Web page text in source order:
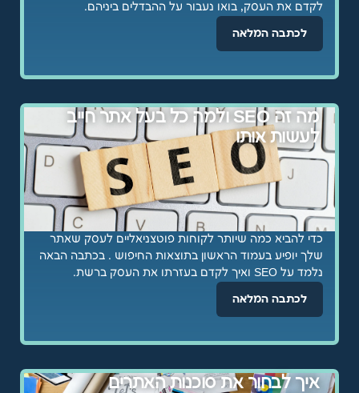
לקדם את העסק, בואו נעבור על ההבדלים ביניהם.
לכתבה המלאה
מה זה SEO ולמה כל בעל אתר חייב
לעשות אותו
כדי להביא כמה שיותר לקוחות פוטצניאליים לעסק שאתר
שלך יופיע בעמוד הראשון בתוצאות החיפוש . בכתבה הבאה
נלמד על SEO ואיך לקדם בעזרתו את העסק ברשת.
לכתבה המלאה
איך לבחור את סוכנות האתרים